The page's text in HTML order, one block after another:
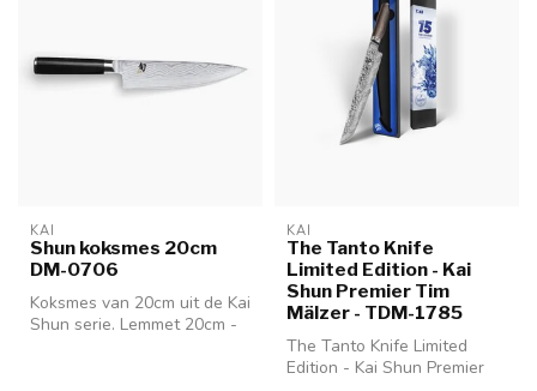
KAI
Shun koksmes 20cm
DM-0706
Koksmes van 20cm uit de Kai
Shun serie. Lemmet 20cm -
KAI
The Tanto Knife
Limited Edition - Kai
Shun Premier Tim
Mälzer - TDM-1785
The Tanto Knife Limited
Edition - Kai Shun Premier